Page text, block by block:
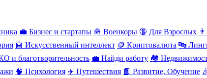
💼 Бизнес и стартапы 🪖 Военкоры 🔞 Для Взрослых
🤖 Искусственный интеллект 🪙 Криптовалюта 🔤
и благотворительность 💼 Найди работу 🏘️
🧠 Психология ✈️ Путешествия 📘 Развитие, Обучение